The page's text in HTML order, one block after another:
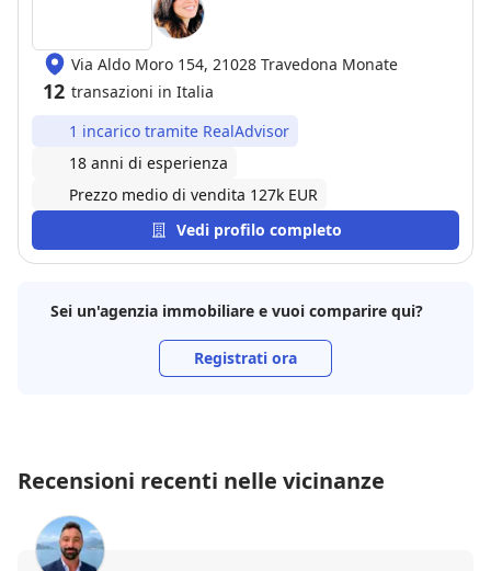
Via Aldo Moro 154, 21028 Travedona Monate
12 transazioni in Italia
1 incarico tramite RealAdvisor
18 anni di esperienza
Prezzo medio di vendita 127k EUR
Vedi profilo completo
Sei un'agenzia immobiliare e vuoi comparire qui?
Registrati ora
Recensioni recenti nelle vicinanze